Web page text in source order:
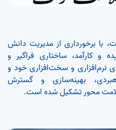
با برخورداری از مدیریت دانش
و کارآمد، ساختاری فراگیر و
نرم‌افزاری و سخت‌افزاری خود و
بهینه‌سازی و گسترش
محور تشکیل شده است.